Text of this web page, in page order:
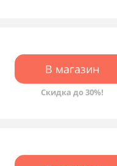
В магазин
Скидка до 30%!